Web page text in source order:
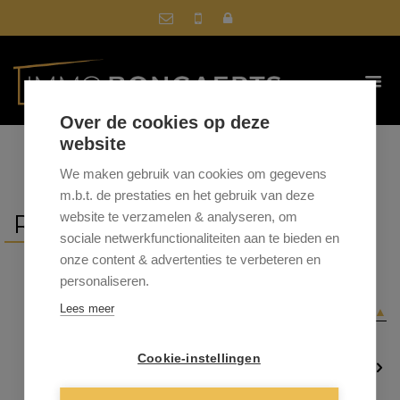
REFERENTIES
▲
1 … 4
Over de cookies op deze
website
We maken gebruik van cookies om gegevens
m.b.t. de prestaties en het gebruik van deze
website te verzamelen & analyseren, om
sociale netwerkfunctionaliteiten aan te bieden en
onze content & advertenties te verbeteren en
personaliseren.
Lees meer
Cookie-instellingen